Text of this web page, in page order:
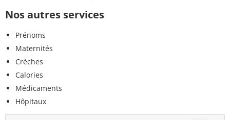
Nos autres services
Prénoms
Maternités
Crèches
Calories
Médicaments
Hôpitaux